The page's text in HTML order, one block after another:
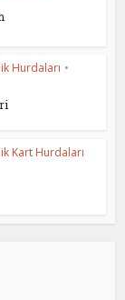
Hurdaları •
Kart Hurdaları